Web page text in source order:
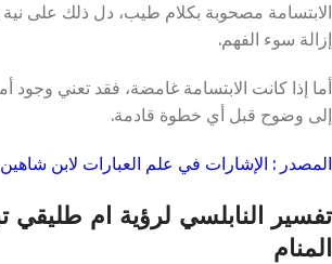
الابتسامة مصحوبة بكلام طيب، دل ذلك على
إزالة سوء الفهم.
أما إذا كانت الابتسامة غامضة، فقد تعني
إلى وضوح قبل أي خطوة قادمة.
المصدر : الإشارات في علم العبارات لابن شاهين
تفسير النابلسي لرؤية ام
المنام